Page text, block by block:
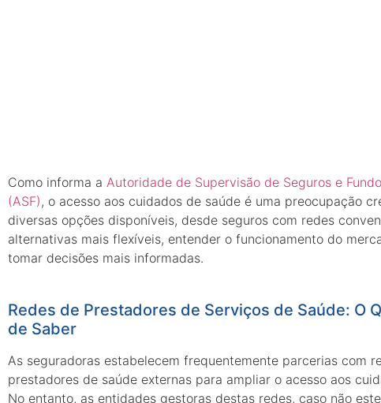
Como informa a Autoridade de Supervisão de Seguros e
(ASF), o acesso aos cuidados de saúde é uma preocupação
diversas opções disponíveis, desde seguros com redes
alternativas mais flexíveis, entender o funcionamento do
tomar decisões mais informadas.
Redes de Prestadores de Serviços de Saúde: O
de Saber
As seguradoras estabelecem frequentemente parcerias com
prestadores de saúde externas para ampliar o acesso aos
No entanto, as entidades gestoras destas redes, caso não